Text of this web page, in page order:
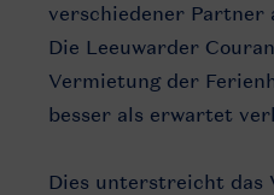
verschiedener Partner
Die Leeuwarder
Vermietung der
besser als erwartet
Dies unterstreicht das